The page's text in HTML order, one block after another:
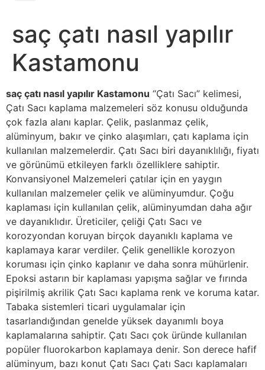
saç çatı nasıl yapılır
Kastamonu
saç çatı nasıl yapılır Kastamonu “Çatı Sacı” kelimesi,
Çatı Sacı kaplama malzemeleri söz konusu olduğunda
çok fazla alanı kaplar. Çelik, paslanmaz çelik,
alüminyum, bakır ve çinko alaşımları, çatı kaplama için
kullanılan malzemelerdir. Çatı Sacı biri dayanıklılığı, fiyatı
ve görünümü etkileyen farklı özelliklere sahiptir.
Konvansiyonel Malzemeleri çatılar için en yaygın
kullanılan malzemeler çelik ve alüminyumdur. Çoğu
kaplaması için kullanılan çelik, alüminyumdan daha ağır
ve dayanıklıdır. Üreticiler, çeliği Çatı Sacı ve
korozyondan koruyan birçok dayanıklı kaplama ve
kaplamaya karar verdiler. Çelik genellikle korozyon
koruması için çinko kaplanır ve daha sonra mühürlenir.
Epoksi astarın bir kaplaması yapışma sağlar ve fırında
pişirilmiş akrilik Çatı Sacı kaplama renk ve koruma katar.
Tabaka sistemleri ticari uygulamalar için
tasarlandığından genelde yüksek dayanımlı boya
kaplamalarına sahiptir. Çatı Sacı çok üründe kullanılan
popüler fluorokarbon kaplamaya denir. Son derece hafif
alüminyum, bazı konut Çatı Sacı Çatı Sacı kaplamaları